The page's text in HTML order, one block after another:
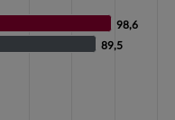
values. Data ranges
98,6
98,6
89,5
89,5